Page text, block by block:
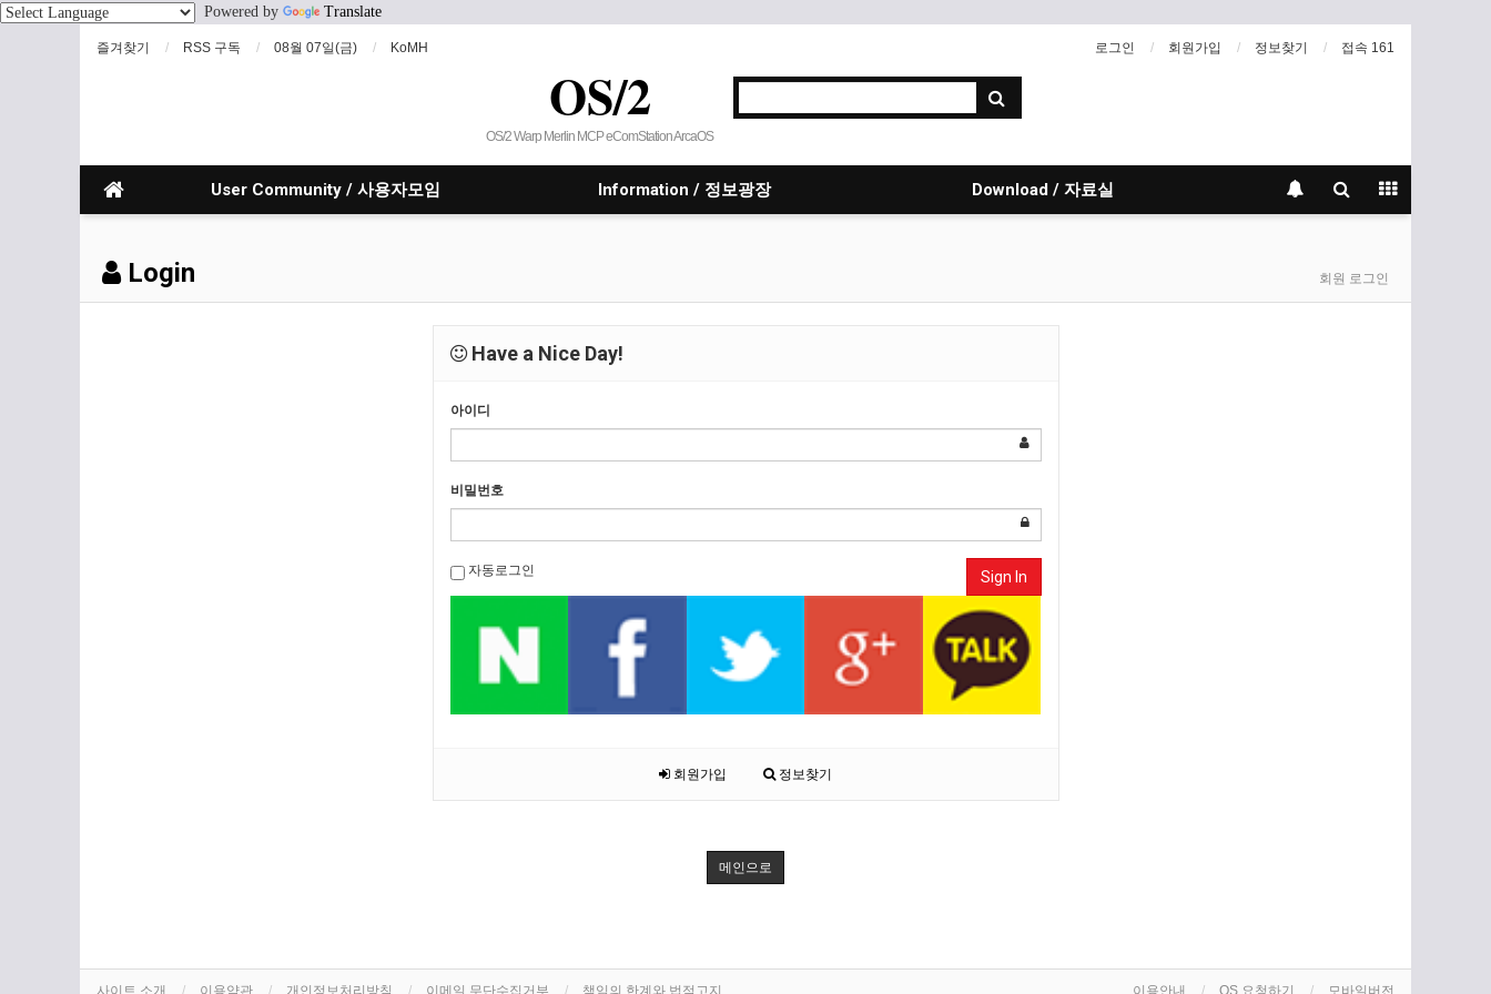
Powered by Translate
즐겨찾기 RSS 구독 08월 07일(금) KoMH 로그인 회원가입 정보찾기 접속 161
OS/2
OS/2 Warp Merlin MCP eComStation ArcaOS
User Community / 사용자모임 Information / 정보광장 Download / 자료실
Login 회원 로그인
Have a Nice Day!
아이디
비밀번호
자동로그인 Sign In
회원가입 정보찾기
메인으로
사이트 소개 이용약관 개인정보처리방침 이메일 무단수집거부 책임의 한계와 법적고지 이용안내 OS 요청하기 모바일버전